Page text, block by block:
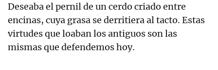
Deseaba el pernil de un cerdo criado entre
encinas, cuya grasa se derritiera al tacto. Estas
virtudes que loaban los antiguos son las
mismas que defendemos hoy.